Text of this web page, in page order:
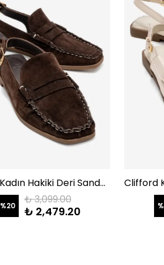
Clifton Kadın Hakiki Deri Sandalet Kahve Süet
%20 ₺ 3,099.00
₺ 2,479.20 %